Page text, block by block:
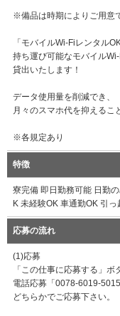
※備品は時期によりご用意
「モバイルWi-FiレンタルOK
持ち運び可能なモバイル
貸出いたします！
データ使用量を削減でき、
月々のスマホ代を抑えるこ
※各規定あり
特徴
寮完備 即日勤務可能 日勤
K 未経験OK 車通勤OK 引
応募の流れ
(1)応募
「この仕事に応募する」
電話応募「0078-6019-
どちらかでご応募下さい。